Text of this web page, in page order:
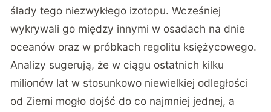
ślady tego niezwykłego izotopu. Wcześniej
wykrywali go między innymi w osadach na dnie
oceanów oraz w próbkach regolitu księżycowego.
Analizy sugerują, że w ciągu ostatnich kilku
milionów lat w stosunkowo niewielkiej odległości
od Ziemi mogło dojść do co najmniej jednej, a